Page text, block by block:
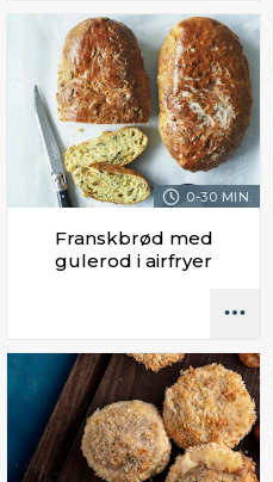
0-30 MIN.
Franskbrød med
gulerod i airfryer